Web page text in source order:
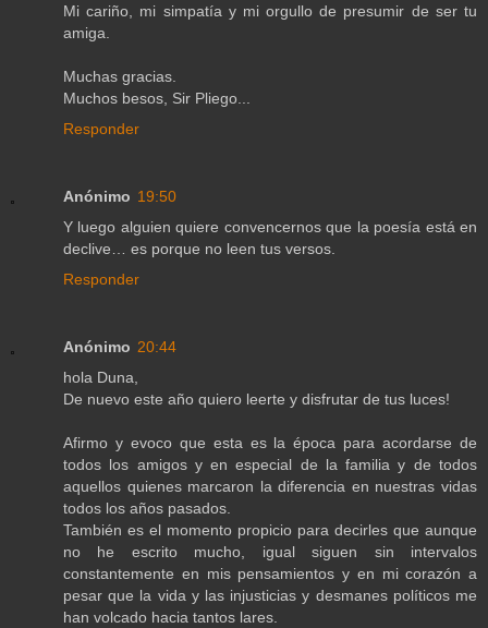
Mi cariño, mi simpatía y mi orgullo de presumir de ser tu
amiga.
Muchas gracias.
Muchos besos, Sir Pliego...
Responder
Anónimo 19:50
Y luego alguien quiere convencernos que la poesía está en
declive… es porque no leen tus versos.
Responder
Anónimo 20:44
hola Duna,
De nuevo este año quiero leerte y disfrutar de tus luces!
Afirmo y evoco que esta es la época para acordarse de
todos los amigos y en especial de la familia y de todos
aquellos quienes marcaron la diferencia en nuestras vidas
todos los años pasados.
También es el momento propicio para decirles que aunque
no he escrito mucho, igual siguen sin intervalos
constantemente en mis pensamientos y en mi corazón a
pesar que la vida y las injusticias y desmanes políticos me
han volcado hacia tantos lares.